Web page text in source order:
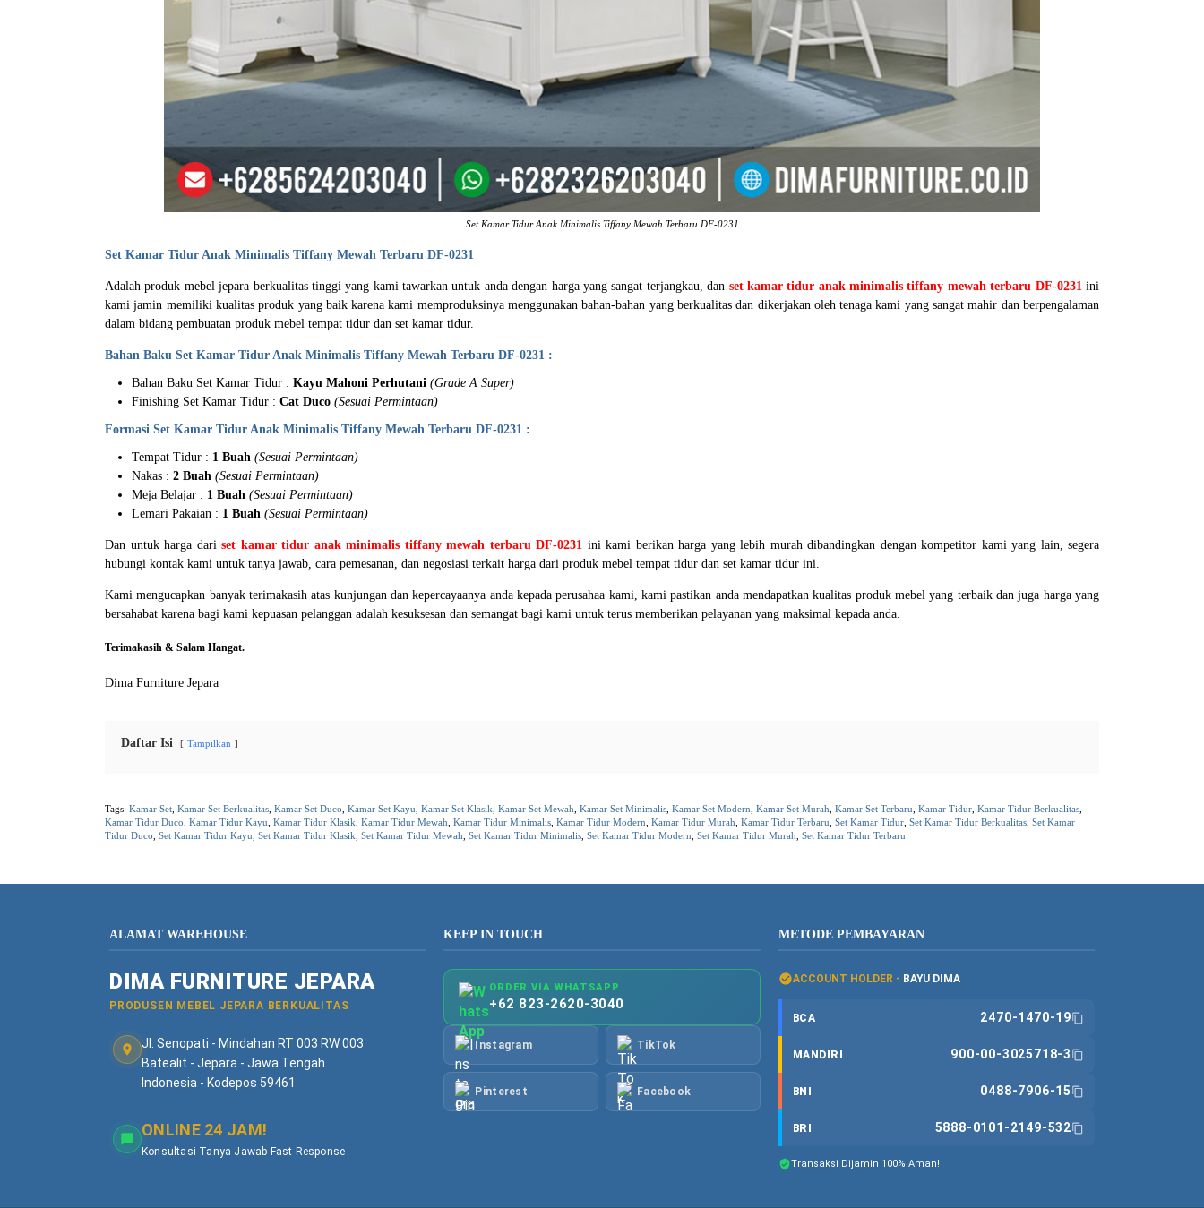
Set Kamar Tidur Anak Minimalis Tiffany Mewah Terbaru DF-0231
Set Kamar Tidur Anak Minimalis Tiffany Mewah Terbaru DF-0231
Adalah produk mebel jepara berkualitas tinggi yang kami tawarkan untuk anda dengan harga yang sangat terjangkau, dan set kamar tidur anak minimalis tiffany mewah terbaru DF-0231ini
kami jamin memiliki kualitas produk yang baik karena kami memproduksinya menggunakan bahan-bahan yang berkualitas dan dikerjakan oleh tenaga kami yang sangat mahir dan berpengalaman
dalam bidang pembuatan produk mebel tempat tidur dan set kamar tidur.
Bahan Baku Set Kamar Tidur Anak Minimalis Tiffany Mewah Terbaru DF-0231 :
Bahan Baku Set Kamar Tidur : Kayu Mahoni Perhutani (Grade A Super)
Finishing Set Kamar Tidur : Cat Duco (Sesuai Permintaan)
Formasi Set Kamar Tidur Anak Minimalis Tiffany Mewah Terbaru DF-0231 :
Tempat Tidur : 1 Buah (Sesuai Permintaan)
Nakas : 2 Buah (Sesuai Permintaan)
Meja Belajar : 1 Buah (Sesuai Permintaan)
Lemari Pakaian : 1 Buah (Sesuai Permintaan)
Dan untuk harga dari set kamar tidur anak minimalis tiffany mewah terbaru DF-0231 ini kami berikan harga yang lebih murah dibandingkan dengan kompetitor kami yang lain, segera
hubungi kontak kami untuk tanya jawab, cara pemesanan, dan negosiasi terkait harga dari produk mebel tempat tidur dan set kamar tidur ini.
Kami mengucapkan banyak terimakasih atas kunjungan dan kepercayaanya anda kepada perusahaa kami, kami pastikan anda mendapatkan kualitas produk mebel yang terbaik dan juga harga yang
bersahabat karena bagi kami kepuasan pelanggan adalah kesuksesan dan semangat bagi kami untuk terus memberikan pelayanan yang maksimal kepada anda.
Terimakasih & Salam Hangat.
Dima Furniture Jepara
Daftar Isi Tampilkan
Tags: Kamar Set Kamar Set Berkualitas Kamar Set Duco Kamar Set Kayu Kamar Set Klasik Kamar Set Mewah Kamar Set Minimalis Kamar Set Modern Kamar Set Murah Kamar Set Terbaru Kamar Tidur Kamar Tidur Berkualitas
Kamar Tidur Duco Kamar Tidur Kayu Kamar Tidur Klasik Kamar Tidur Mewah Kamar Tidur Minimalis Kamar Tidur Modern Kamar Tidur Murah Kamar Tidur Terbaru Set Kamar Tidur Set Kamar Tidur Berkualitas Set Kamar
Tidur Duco Set Kamar Tidur Kayu Set Kamar Tidur Klasik Set Kamar Tidur Mewah Set Kamar Tidur Minimalis Set Kamar Tidur Modern Set Kamar Tidur Murah Set Kamar Tidur Terbaru
ALAMAT WAREHOUSE
DIMA FURNITURE JEPARA
PRODUSEN MEBEL JEPARA BERKUALITAS
Jl. Senopati - Mindahan RT 003 RW 003
Batealit - Jepara - Jawa Tengah
Indonesia - Kodepos 59461
ONLINE 24 JAM!
Konsultasi Tanya Jawab Fast Response
KEEP IN TOUCH
ORDER VIA WHATSAPP
+62 823-2620-3040
Instagram TikTok
Pinterest Facebook
METODE PEMBAYARAN
ACCOUNT HOLDER - BAYU DIMA
BCA 2470-1470-19
MANDIRI 900-00-3025718-3
BNI 0488-7906-15
BRI 5888-0101-2149-532
Transaksi Dijamin 100% Aman!